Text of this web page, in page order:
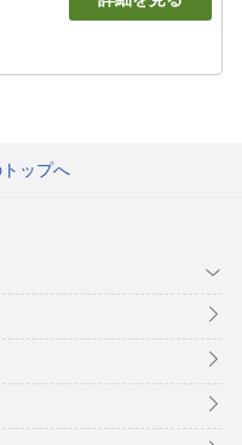
ップへ